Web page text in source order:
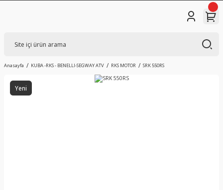
Anasayfa KUBA -RKS - BENELLI-SEGWAY ATV RKS MOTOR SRK 550RS
Yeni